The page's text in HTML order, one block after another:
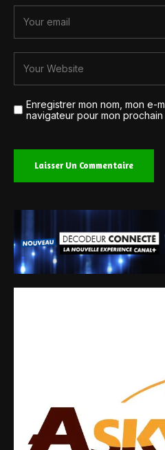
Enregistrer mon nom, mon e-
navigateur pour mon prochain